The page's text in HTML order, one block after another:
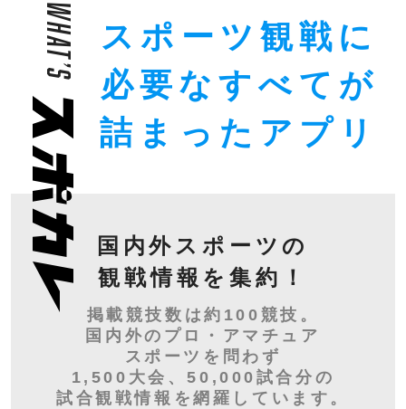
スポーツ観戦に
必要なすべてが
詰まったアプリ
WHAT’S
国内外スポーツの
観戦情報を集約！
掲載競技数は約100競技。
国内外のプロ・アマチュア
スポーツを問わず
1,500大会、50,000試合分の
試合観戦情報を網羅しています。